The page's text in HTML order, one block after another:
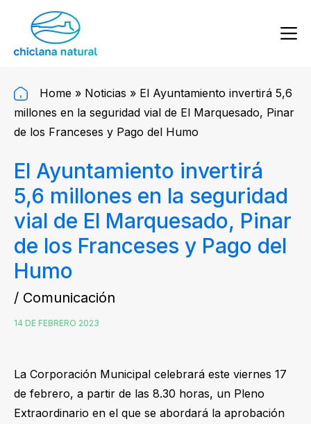
Home » Noticias » El Ayuntamiento invertirá 5,6
millones en la seguridad vial de El Marquesado, Pinar
de los Franceses y Pago del Humo
El Ayuntamiento invertirá
5,6 millones en la seguridad
vial de El Marquesado, Pinar
de los Franceses y Pago del
Humo
/ Comunicación
14 DE FEBRERO 2023
La Corporación Municipal celebrará este viernes 17
de febrero, a partir de las 8.30 horas, un Pleno
Extraordinario en el que se abordará la aprobación